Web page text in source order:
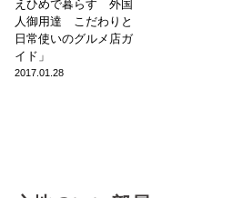
えひめで暮らす 外国
人御用達 こだわりと
日常使いのグルメ店ガ
イド」
2017.01.28